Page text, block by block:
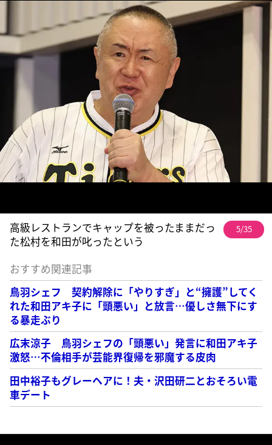
高級レストランでキャップを被ったままだっ
た松村を和田が叱ったという
5/35
おすすめ関連記事
鳥羽シェフ 契約解除に「やりすぎ」と“擁護”してく
れた和田アキ子に「頭悪い」と放言…優しさ無下にす
る暴走ぶり
広末涼子 鳥羽シェフの「頭悪い」発言に和田アキ子
激怒…不倫相手が芸能界復帰を邪魔する皮肉
田中裕子もグレーヘアに！夫・沢田研二とおそろい電
車デート